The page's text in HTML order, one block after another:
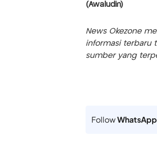
(Awaludin)
News Okezone
informasi terbaru
sumber yang
Follow